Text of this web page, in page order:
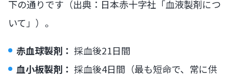
下の通りです（出典：日本赤十字社「血液製剤につ
いて」）。
赤血球製剤： 採血後21日間
血小板製剤： 採血後4日間（最も短命で、常に供